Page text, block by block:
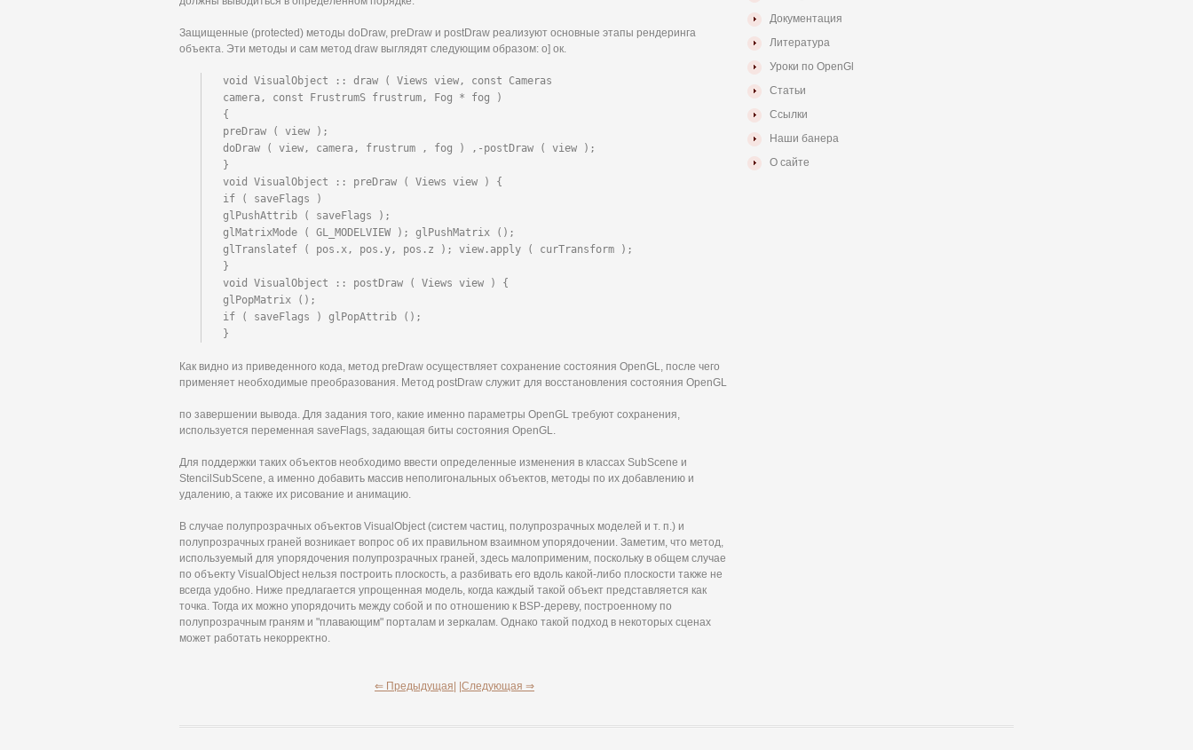
Защищенные (protected) методы doDraw, preDraw и postDraw реализуют основные этапы рендеринга
объекта. Эти методы и сам метод draw выглядят следующим образом: о] ок.
void VisualObject :: draw ( Views view, const Cameras
camera, const FrustrumS frustrum, Fog * fog )
{
preDraw ( view );
doDraw ( view, camera, frustrum , fog ) ,-postDraw ( view );
}
void VisualObject :: preDraw ( Views view ) {
if ( saveFlags )
glPushAttrib ( saveFlags );
glMatrixMode ( GL_MODELVIEW ); glPushMatrix ();
glTranslatef ( pos.x, pos.y, pos.z ); view.apply ( curTransform );
}
void VisualObject :: postDraw ( Views view ) {
glPopMatrix ();
if ( saveFlags ) glPopAttrib ();
}
Как видно из приведенного кода, метод preDraw осуществляет сохранение состояния OpenGL, после чего
применяет необходимые преобразования. Метод postDraw служит для восстановления состояния OpenGL
по завершении вывода. Для задания того, какие именно параметры OpenGL требуют сохранения,
используется переменная saveFlags, задающая биты состояния OpenGL.
Для поддержки таких объектов необходимо ввести определенные изменения в классах SubScene и
StencilSubScene, а именно добавить массив неполигональных объектов, методы по их добавлению и
удалению, а также их рисование и анимацию.
В случае полупрозрачных объектов VisualObject (систем частиц, полупрозрачных моделей и т. п.) и
полупрозрачных граней возникает вопрос об их правильном взаимном упорядочении. Заметим, что метод,
используемый для упорядочения полупрозрачных граней, здесь малоприменим, поскольку в общем случае
по объекту VisualObject нельзя построить плоскость, а разбивать его вдоль какой-либо плоскости также не
всегда удобно. Ниже предлагается упрощенная модель, когда каждый такой объект представляется как
точка. Тогда их можно упорядочить между собой и по отношению к BSP-дереву, построенному по
полупрозрачным граням и "плавающим" порталам и зеркалам. Однако такой подход в некоторых сценах
может работать некорректно.
⇐ Предыдущая| |Следующая ⇒
Документация
Литература
Уроки по OpenGl
Статьи
Ссылки
Наши банера
О сайте